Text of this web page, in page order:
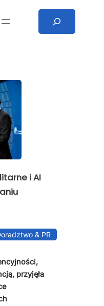
i AI
& PR
przyjęła